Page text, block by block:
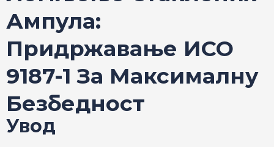
Ампула:
Придржавање ИСО
9187-1 За Максималну
Безбедност
Увод